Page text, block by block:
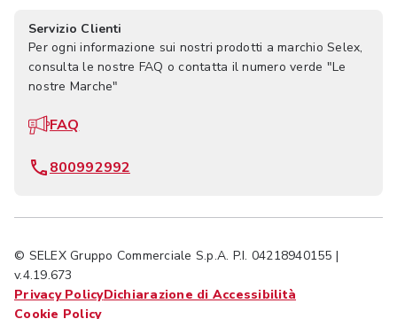
Servizio Clienti
Per ogni informazione sui nostri prodotti a marchio Selex,
consulta le nostre FAQ o contatta il numero verde "Le
nostre Marche"
FAQ
800992992
© SELEX Gruppo Commerciale S.p.A. P.I. 04218940155 |
v.4.19.673
Privacy PolicyDichiarazione di Accessibilità
Cookie Policy